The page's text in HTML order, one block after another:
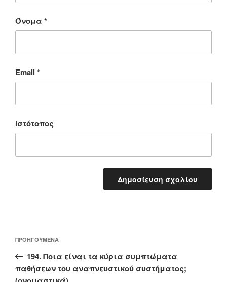
Όνομα *
Email *
Ιστότοπος
άρθρων
Προηγούμενο
άρθρο
ΠΡΟΗΓΟΎΜΕΝΑ
194. Ποια είναι τα κύρια συμπτώματα
παθήσεων του αναπνευστικού συστήματος;